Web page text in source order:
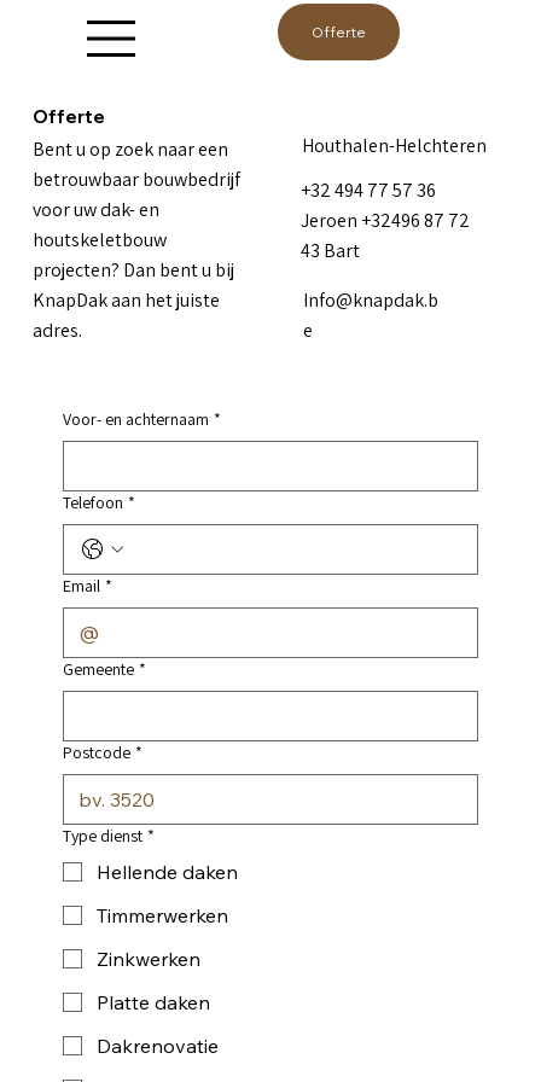
Offerte
Offerte
Bent u op zoek naar een
betrouwbaar bouwbedrijf
voor uw dak- en
houtskeletbouw
projecten? Dan bent u bij
KnapDak aan het juiste
adres.
Houthalen-Helchteren
+32 494 77 57 36
Jeroen +32496 87 72
43 Bart
Info@knapdak.b
e
Voor- en achternaam *
Telefoon *
Email *
Gemeente *
Postcode *
Type dienst *
Hellende daken
Timmerwerken
Zinkwerken
Platte daken
Dakrenovatie